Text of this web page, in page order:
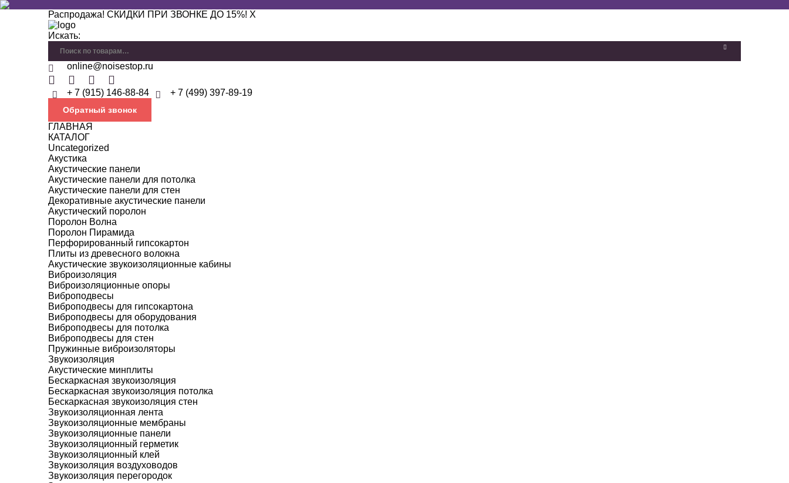
Распродажа! СКИДКИ ПРИ ЗВОНКЕ ДО 15%! X
Искать:
online@noisestop.ru
+ 7 (915) 146-88-84 + 7 (499) 397-89-19
Обратный звонок
ГЛАВНАЯ
КАТАЛОГ
Uncategorized
Акустика
Акустические панели
Акустические панели для потолка
Акустические панели для стен
Декоративные акустические панели
Акустический поролон
Поролон Волна
Поролон Пирамида
Перфорированный гипсокартон
Плиты из древесного волокна
Акустические звукоизоляционные кабины
Виброизоляция
Виброизоляционные опоры
Виброподвесы
Виброподвесы для гипсокартона
Виброподвесы для оборудования
Виброподвесы для потолка
Виброподвесы для стен
Пружинные виброизоляторы
Звукоизоляция
Акустические минплиты
Бескаркасная звукоизоляция
Бескаркасная звукоизоляция потолка
Бескаркасная звукоизоляция стен
Звукоизоляционная лента
Звукоизоляционные мембраны
Звукоизоляционные панели
Звукоизоляционный герметик
Звукоизоляционный клей
Звукоизоляция воздуховодов
Звукоизоляция перегородок